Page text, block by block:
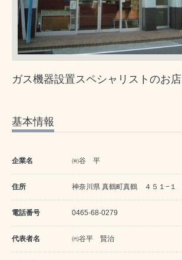
ガス機器設置スペシャリストのお店
基本情報
企業名 ㈲谷 平
住所 神奈川県 真鶴町真鶴 ４５１−１
電話番号 0465-68-0279
代表者名 ㈹谷平 賢治